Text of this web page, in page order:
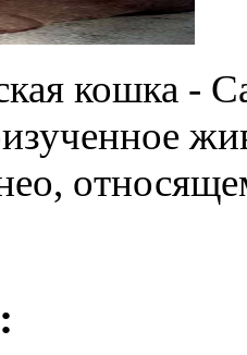
кошка -